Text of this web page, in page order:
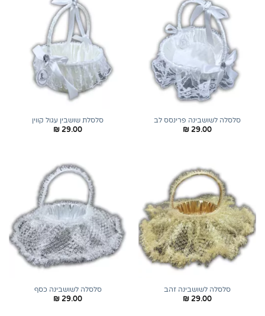
סלסלה לשושבינה פרינסס לב
₪ 29.00
סלסלת שושבין עגול קווין
₪ 29.00
סלסלה לשושבינה זהב
₪ 29.00
סלסלה לשושבינה כסף
₪ 29.00